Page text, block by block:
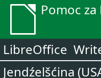
Pomoc
LibreOffice
Jendźelšćina